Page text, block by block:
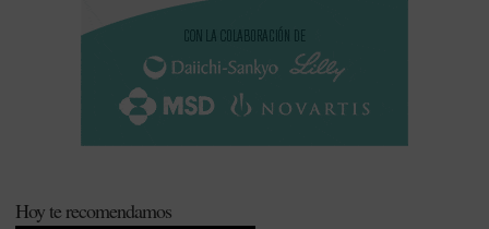
Hoy te recomendamos